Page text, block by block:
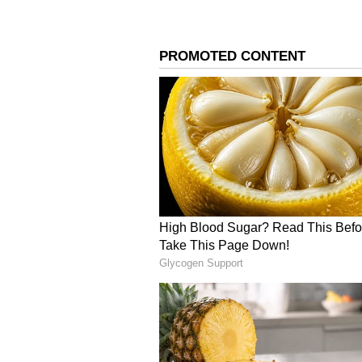
kids eating
ఫ్లూయిడ్స్ ఇవ్వండి... ఈ సమ్మర్ సీజన్
పెంచేందుకు ఇది చక్కని మార్గం.
కూరగాయాలు, పండ్ల రసాలు లాంటివి
పోషకాలను కూడా అందిస్తాయి.